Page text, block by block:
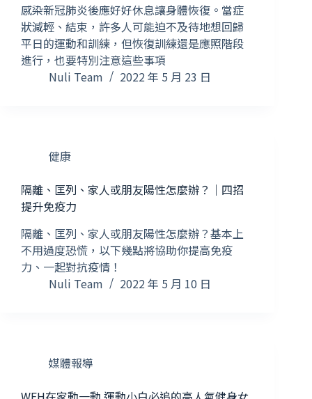
感染新冠肺炎後應好好休息讓身體恢復。當症
狀減輕、結束，許多人可能迫不及待地想回歸
平日的運動和訓練，但恢復訓練還是應照階段
進行，也要特別注意這些事項
Nuli Team
2022 年 5 月 23 日
健康
隔離、匡列、家人或朋友陽性怎麼辦？｜四招
提升免疫力
隔離、匡列、家人或朋友陽性怎麼辦？基本上
不用過度恐慌，以下幾點將協助你提高免疫
力、一起對抗疫情！
Nuli Team
2022 年 5 月 10 日
媒體報導